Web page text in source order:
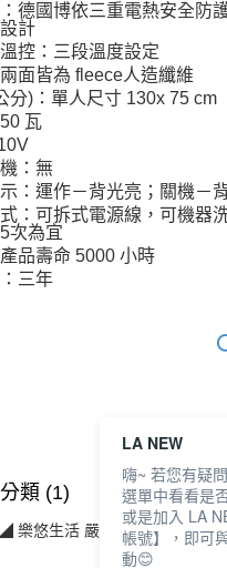
德國博依三重電熱安全防
計
控：三段溫度設定
面皆為 fleece人造纖維
分)：單人尺寸 130x 75 cm
瓦
：無
：運作－背光亮；關機－
：可拆式電源線，可機器
次為宜
品壽命 5000 小時
三年
類 (1)
樂悠生活 嚴選好物 放鬆紓
LA NEW
嗨~ 若您有疑
選單中看看是
或是加入 LA
帳號】，即可
動😊